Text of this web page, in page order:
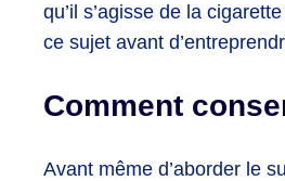
qu’il s’agisse de la
ce sujet avant
Comment
Avant même d’aborder le